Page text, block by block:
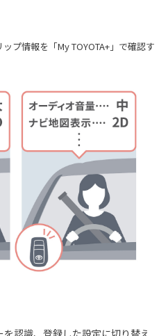
プ情報を「My TOYOTA+」で確認す